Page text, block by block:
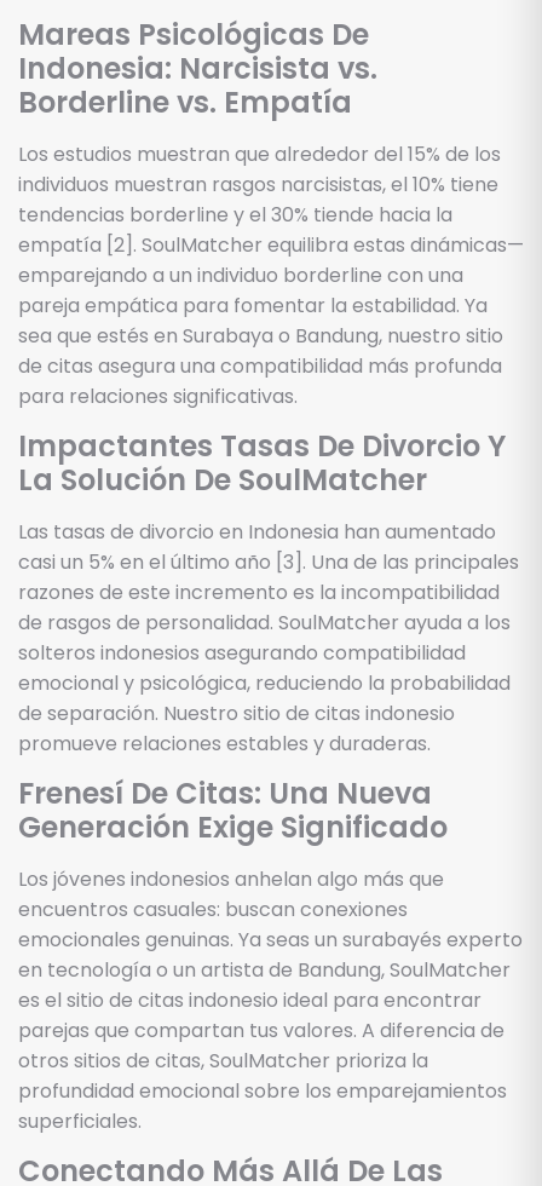
Mareas Psicológicas De
Indonesia: Narcisista vs.
Borderline vs. Empatía
Los estudios muestran que alrededor del 15% de los
individuos muestran rasgos narcisistas, el 10% tiene
tendencias borderline y el 30% tiende hacia la
empatía [2]. SoulMatcher equilibra estas dinámicas—
emparejando a un individuo borderline con una
pareja empática para fomentar la estabilidad. Ya
sea que estés en Surabaya o Bandung, nuestro sitio
de citas asegura una compatibilidad más profunda
para relaciones significativas.
Impactantes Tasas De Divorcio Y
La Solución De SoulMatcher
Las tasas de divorcio en Indonesia han aumentado
casi un 5% en el último año [3]. Una de las principales
razones de este incremento es la incompatibilidad
de rasgos de personalidad. SoulMatcher ayuda a los
solteros indonesios asegurando compatibilidad
emocional y psicológica, reduciendo la probabilidad
de separación. Nuestro sitio de citas indonesio
promueve relaciones estables y duraderas.
Frenesí De Citas: Una Nueva
Generación Exige Significado
Los jóvenes indonesios anhelan algo más que
encuentros casuales: buscan conexiones
emocionales genuinas. Ya seas un surabayés experto
en tecnología o un artista de Bandung, SoulMatcher
es el sitio de citas indonesio ideal para encontrar
parejas que compartan tus valores. A diferencia de
otros sitios de citas, SoulMatcher prioriza la
profundidad emocional sobre los emparejamientos
superficiales.
Conectando Más Allá De Las